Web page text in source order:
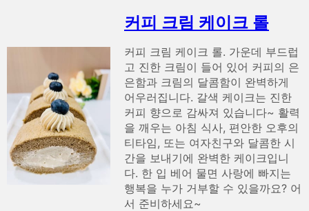
커피 크림 케이크 롤
커피 크림 케이크 롤. 가운데 부드럽
고 진한 크림이 들어 있어 커피의 은
은함과 크림의 달콤함이 완벽하게
어우러집니다. 갈색 케이크는 진한
커피 향으로 감싸져 있습니다~ 활력
을 깨우는 아침 식사, 편안한 오후의
티타임, 또는 여자친구와 달콤한 시
간을 보내기에 완벽한 케이크입니
다. 한 입 베어 물면 사랑에 빠지는
행복을 누가 거부할 수 있을까요? 어
서 준비하세요~